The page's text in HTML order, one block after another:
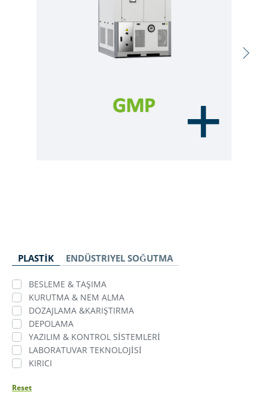
PLASTİK ENDÜSTRIYEL SOĞUTMA
BESLEME & TAŞIMA
KURUTMA & NEM ALMA
DOZAJLAMA &KARIŞTIRMA
DEPOLAMA
YAZILIM & KONTROL SISTEMLERI
LABORATUVAR TEKNOLOJİSİ
KIRICI
Reset